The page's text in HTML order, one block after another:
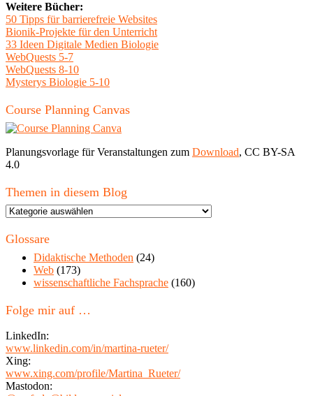
Weitere Bücher:
50 Tipps für barrierefreie Websites
Bionik-Projekte für den Unterricht
33 Ideen Digitale Medien Biologie
WebQuests 5-7
WebQuests 8-10
Mysterys Biologie 5-10
Course Planning Canvas
Planungsvorlage für Veranstaltungen zum Download, CC BY-SA
4.0
Themen in diesem Blog
Themen
diesem
Glossare
Didaktische Methoden (24)
Web (173)
wissenschaftliche Fachsprache (160)
Folge mir auf …
LinkedIn:
www.linkedin.com/in/martina-rueter/
Xing:
www.xing.com/profile/Martina_Rueter/
Mastodon: